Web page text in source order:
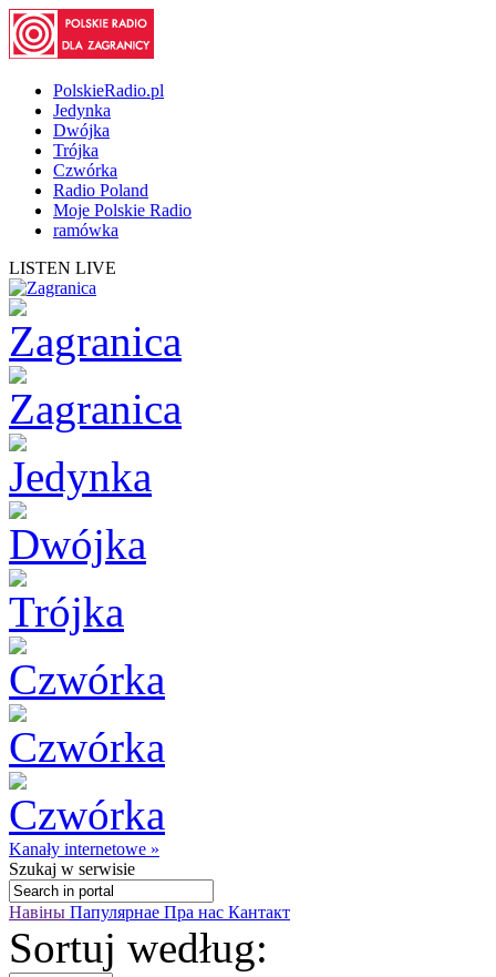
PolskieRadio.pl
Jedynka
Dwójka
Trójka
Czwórka
Radio Poland
Moje Polskie Radio
ramówka
LISTEN LIVE
Kanały internetowe »
Szukaj w serwisie
Навіны Папулярнае Пра нас Кантакт
Sortuj według: